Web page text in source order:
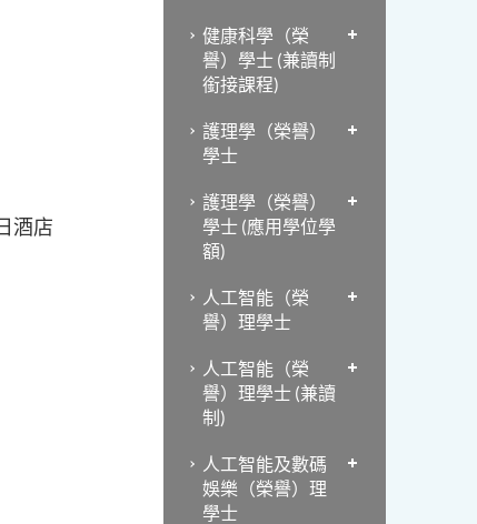
酒店
健康科學（榮
譽）學士 (兼讀制
銜接課程)
護理學（榮譽）
學士
護理學（榮譽）
學士 (應用學位學
額)
人工智能（榮
譽）理學士
人工智能（榮
譽）理學士 (兼讀
制)
人工智能及數碼
娛樂（榮譽）理
學士